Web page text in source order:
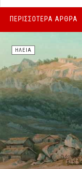
ΠΕΡΙΣΣΌΤΕΡΑ ΆΡΘΡΑ
ΗΛΕΊΑ